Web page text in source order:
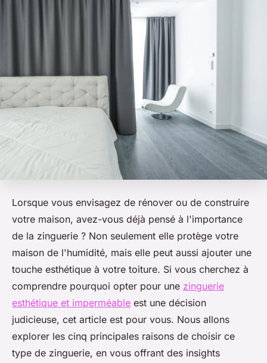
Lorsque vous envisagez de rénover ou de construire
votre maison, avez-vous déjà pensé à l'importance
de la zinguerie ? Non seulement elle protège votre
maison de l'humidité, mais elle peut aussi ajouter une
touche esthétique à votre toiture. Si vous cherchez à
comprendre pourquoi opter pour une zinguerie
esthétique et imperméable est une décision
judicieuse, cet article est pour vous. Nous allons
explorer les cinq principales raisons de choisir ce
type de zinguerie, en vous offrant des insights